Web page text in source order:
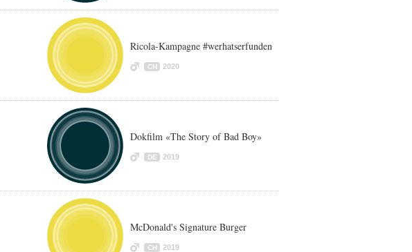
Ricola-Kampagne #werhatserfunden
CH 2020
Dokfilm «The Story of Bad Boy»
DE 2019
McDonald's Signature Burger
CH 2019